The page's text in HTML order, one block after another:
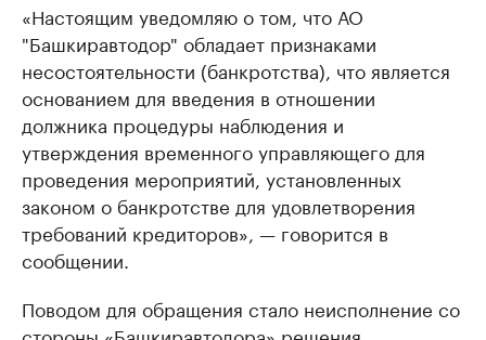
«Настоящим уведомляю о том, что АО
"Башкиравтодор" обладает признаками
несостоятельности (банкротства), что является
основанием для введения в отношении
должника процедуры наблюдения и
утверждения временного управляющего для
проведения мероприятий, установленных
законом о банкротстве для удовлетворения
требований кредиторов», — говорится в
сообщении.
Поводом для обращения стало неисполнение со